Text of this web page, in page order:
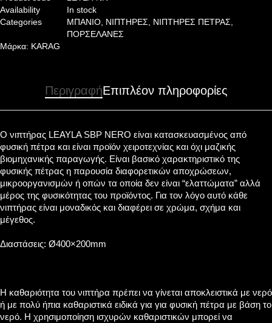
Availability
In stock
Categories
ΜΠΑΝΙΟ, ΝΙΠΤΗΡΕΣ, ΝΙΠΤΗΡΕΣ ΠΕΤΡΑΣ,
ΠΟΡΣΕΛΑΝΕΣ
Μάρκα: KARAG
ΠεριγραφήΕπιπλέον πληροφορίες
Ο νιπτήρας LEAYLA SBP NERO είναι κατασκευασμένος από
φυσική πέτρα και είναι προϊόν χειροτεχνίας και όχι μαζικής
βιομηχανικής παραγωγής. Είναι βασικό χαρακτηριστικό της
φυσικής πέτρας η παρουσία διαφορετικών αποχρώσεων,
μικροοργανισμών ή οπών τα οποία δεν είναι “ελαττώματα” αλλά
μέρος της φυσικότητας του προϊόντος. Για τον λόγο αυτό κάθε
νιπτήρας είναι μοναδικός και διαφέρει σε χρώμα, σχήμα και
μέγεθος.
Διαστάσεις: Ø400×200mm
Η καθαριότητα του νιπτήρα πρέπει να γίνεται αποκλειστικά με νερό
ή με πολύ ήπια καθαριστικά ειδικά για για φυσική πέτρα με βάση το
νερό. Η χρησιμοποίηση ισχυρών καθαριστικών μπορεί να